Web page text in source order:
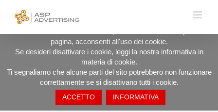
contenuto
TOWI evidenza
UTILIZZIAMO I COOKIE PER OFFRIRTI LA MIGLIORE
ESPERIENZA DI NAVIGAZIONE POSSIBILE.
pagina, acconsenti all'uso dei cookie.
Se desideri disattivare i cookie, leggi la nostra informativa in
materia di cookie.
Ti segnaliamo che alcune parti del sito potrebbero non funzionare
correttamente se si disattivano tutti i cookie.
ACCETTO INFORMATIVA